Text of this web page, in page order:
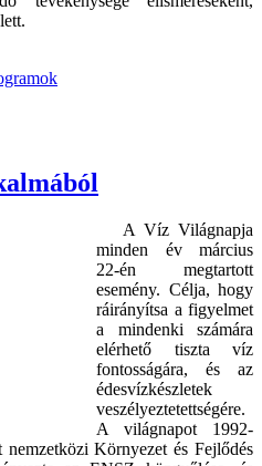
lett.
A Víz Világnapja
minden év március
22-én megtartott
esemény. Célja, hogy
ráirányítsa a figyelmet
a mindenki számára
elérhető tiszta víz
fontosságára, és az
édesvízkészletek
veszélyeztetettségére.
A világnapot 1992-
Környezet és Fejlődés